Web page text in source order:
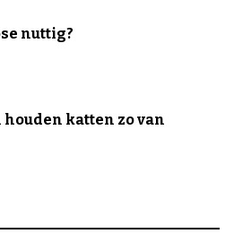
nuttig?
houden katten zo van